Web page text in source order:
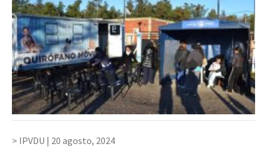
IPVDU | 20 agosto, 2024